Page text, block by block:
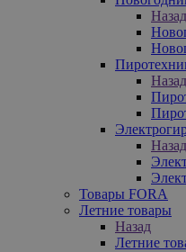
Назад
Назад
Назад
Товары FORA
Летние товары
Назад
Летние